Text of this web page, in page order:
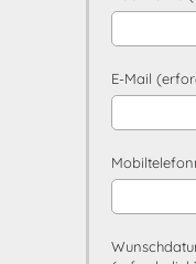
E-Mail